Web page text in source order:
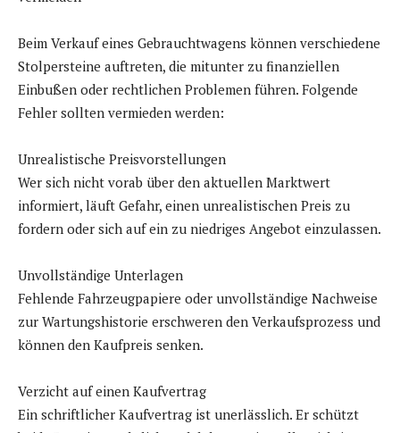
Beim Verkauf eines Gebrauchtwagens können verschiedene
Stolpersteine auftreten, die mitunter zu finanziellen
Einbußen oder rechtlichen Problemen führen. Folgende
Fehler sollten vermieden werden:
Unrealistische Preisvorstellungen
Wer sich nicht vorab über den aktuellen Marktwert
informiert, läuft Gefahr, einen unrealistischen Preis zu
fordern oder sich auf ein zu niedriges Angebot einzulassen.
Unvollständige Unterlagen
Fehlende Fahrzeugpapiere oder unvollständige Nachweise
zur Wartungshistorie erschweren den Verkaufsprozess und
können den Kaufpreis senken.
Verzicht auf einen Kaufvertrag
Ein schriftlicher Kaufvertrag ist unerlässlich. Er schützt